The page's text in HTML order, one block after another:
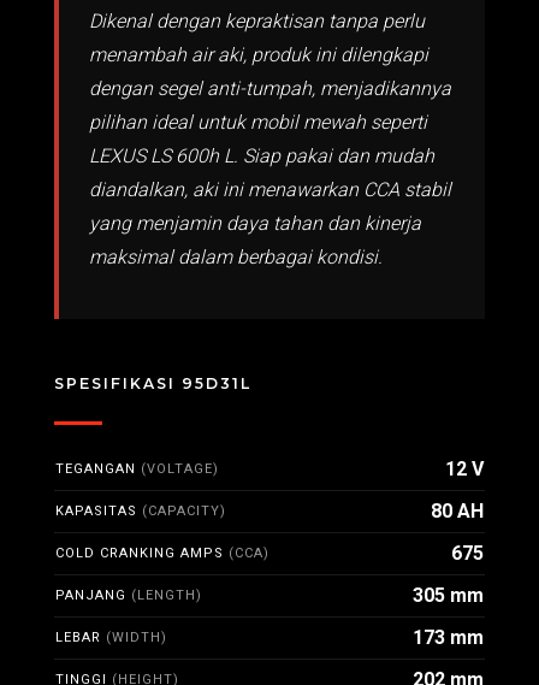
Dikenal dengan kepraktisan tanpa perlu
menambah air aki, produk ini dilengkapi
dengan segel anti-tumpah, menjadikannya
pilihan ideal untuk mobil mewah seperti
LEXUS LS 600h L. Siap pakai dan mudah
diandalkan, aki ini menawarkan CCA stabil
yang menjamin daya tahan dan kinerja
maksimal dalam berbagai kondisi.
SPESIFIKASI 95D31L
TEGANGAN (VOLTAGE) 12 V
KAPASITAS (CAPACITY) 80 AH
COLD CRANKING AMPS (CCA) 675
PANJANG (LENGTH) 305 mm
LEBAR (WIDTH) 173 mm
TINGGI (HEIGHT) 202 mm